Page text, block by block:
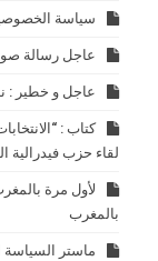
سياسة
عاجل رسالة
عاجل و خطير :
كتاب :
لقاء حزب فيدرالية
لأول مرة
بالمغرب
ماستر السياسة